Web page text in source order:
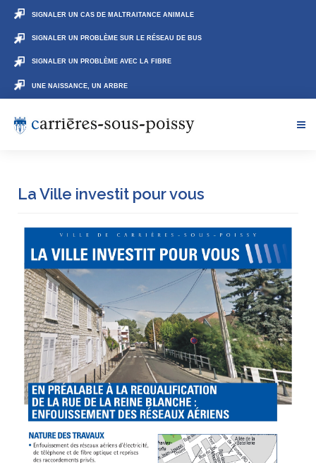
SIGNALER UN CAS DE MALTRAITANCE ANIMALE
SIGNALER UN PROBLÈME SUR LE RÉSEAU DE BUS
SIGNALER UN PROBLÈME AVEC LA FIBRE
UNE NAISSANCE, UN ARBRE
La Ville investit pour vous